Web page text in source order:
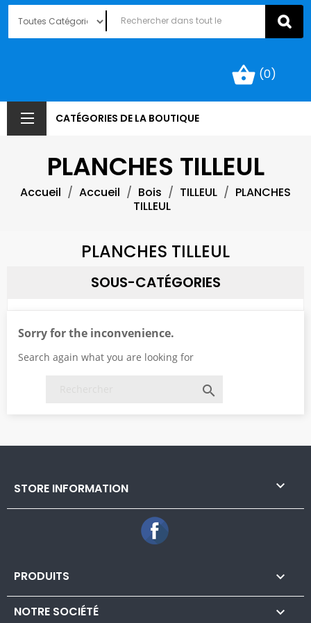
shopping_basket (0)
CATÉGORIES DE LA BOUTIQUE
PLANCHES TILLEUL
Accueil Accueil Bois TILLEUL
PLANCHES
TILLEUL
PLANCHES TILLEUL
SOUS-CATÉGORIES
Sorry for the inconvenience.
Search again what you are looking for

STORE INFORMATION 
PRODUITS 
NOTRE SOCIÉTÉ 